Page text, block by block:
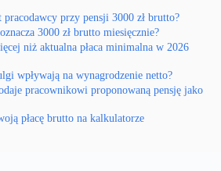
pracodawcy przy pensji 3000 zł brutto?
3000 zł brutto miesięcznie?
niż aktualna płaca minimalna w 2026
wpływają na wynagrodzenie netto?
pracownikowi proponowaną pensję jako
płacę brutto na kalkulatorze